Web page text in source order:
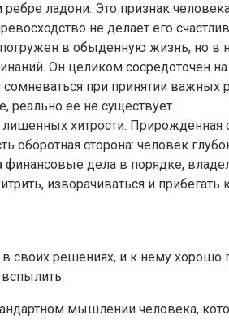
ребре ладони. Это признак
не делает его
в обыденную жизнь, но в
Он целиком сосредоточен
при принятии важных
ее не существует.
лишенных хитрости.
сторона: человек
дела в порядке,
изворачиваться и прибегать
решениях, и к нему хорошо
мышлении человека,